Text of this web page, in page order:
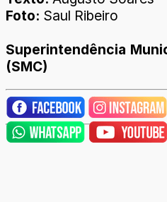
Foto: Saul Ribeiro
Superintendência
(SMC)